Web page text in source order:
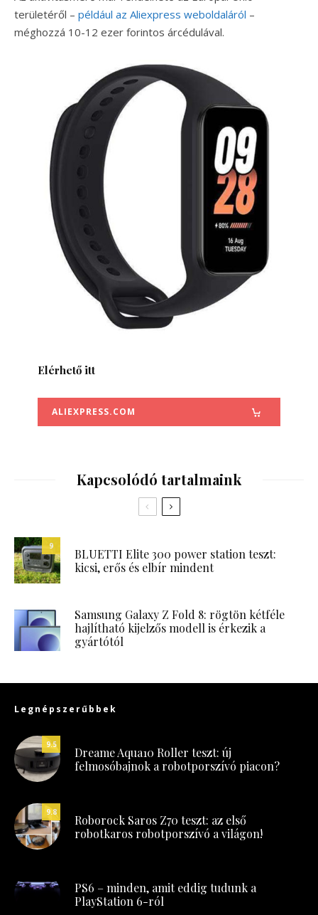
területéről – például az Aliexpress weboldaláról –
méghozzá 10-12 ezer forintos árcédulával.
Elérhető itt
ALIEXPRESS.COM
Kapcsolódó tartalmaink
9
BLUETTI Elite 300 power station teszt:
kicsi, erős és elbír mindent
Samsung Galaxy Z Fold 8: rögtön kétféle
hajlítható kijelzős modell is érkezik a
gyártótól
Legnépszerűbbek
9.5
Dreame Aqua10 Roller teszt: új
felmosóbajnok a robotporszívó piacon?
9.8
Roborock Saros Z70 teszt: az első
robotkaros robotporszívó a világon!
PS6 – minden, amit eddig tudunk a
PlayStation 6-ról